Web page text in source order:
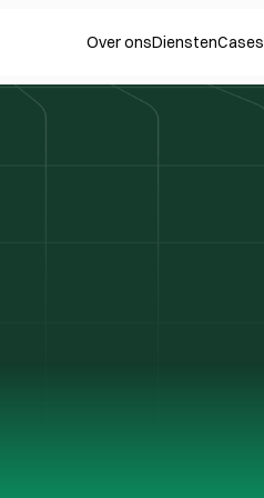
Over onsDienstenCases